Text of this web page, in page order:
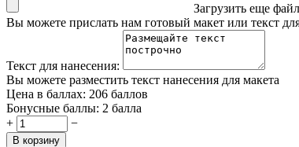
Загрузить еще файл
Вы можете прислать нам готовый макет или текст
Текст для нанесения:
Вы можете разместить текст нанесения для макета
Цена в баллах: 206 баллов
Бонусные баллы: 2 балла
+
−
В корзину